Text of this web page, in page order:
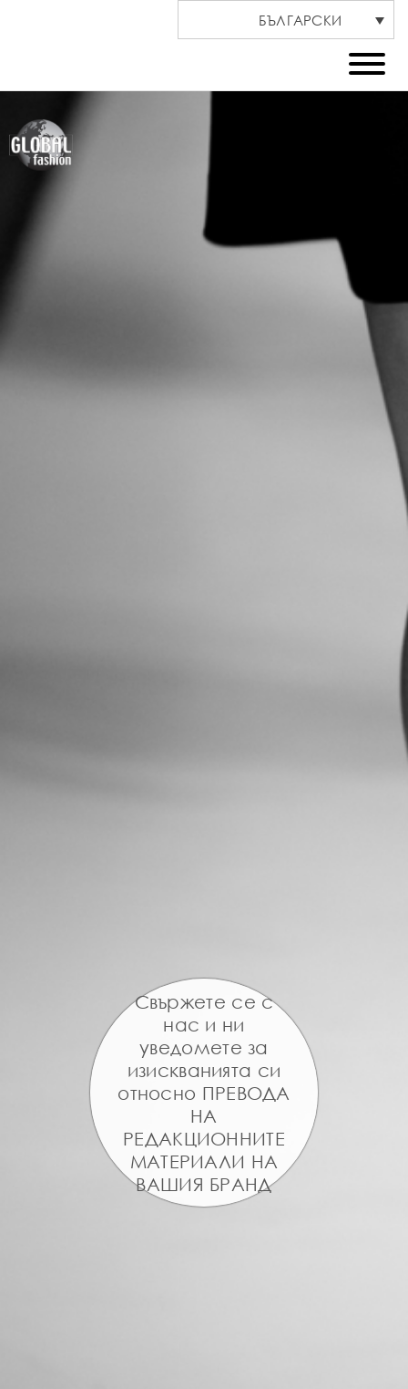
БЪЛГАРСКИ
Свържете се с
нас и ни
уведомете за
изискванията си
относно ПРЕВОДА
НА
РЕДАКЦИОННИТЕ
МАТЕРИАЛИ НА
ВАШИЯ БРАНД